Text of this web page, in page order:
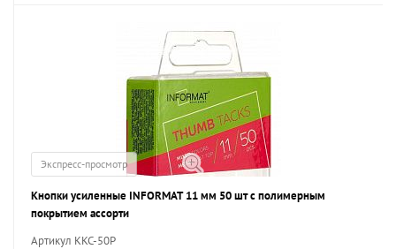
Экспресс-просмотр
Кнопки усиленные INFORMAT 11 мм 50 шт с полимерным
покрытием ассорти
Артикул KKC-50P